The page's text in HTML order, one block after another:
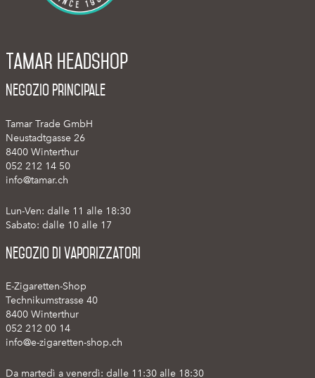
Tamar Headshop
Negozio Principale
Tamar Trade GmbH
Neustadtgasse 26
8400 Winterthur
052 212 14 50
info@tamar.ch
Lun-Ven: dalle 11 alle 18:30
Sabato: dalle 10 alle 17
Negozio di vaporizzatori
E-Zigaretten-Shop
Technikumstrasse 40
8400 Winterthur
052 212 00 14
info@e-zigaretten-shop.ch
Da martedì a venerdì: dalle 11:30 alle 18:30